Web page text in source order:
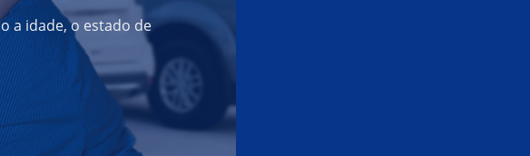
a idade, o estado de